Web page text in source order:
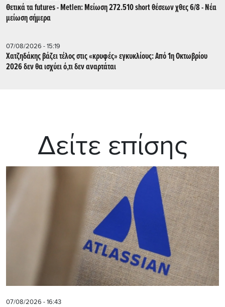
Θετικά τα futures - Metlen: Μείωση 272.510 short θέσεων χθες 6/8 - Νέα
μείωση σήμερα
07/08/2026 - 15:19
Χατζηδάκης βάζει τέλος στις «κρυφές» εγκυκλίους: Από 1η Οκτωβρίου
2026 δεν θα ισχύει ό,τι δεν αναρτάται
Δείτε επίσης
07/08/2026 - 16:43